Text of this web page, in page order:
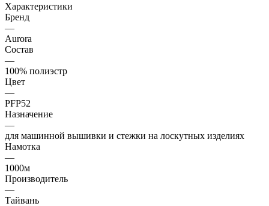
Характеристики
Бренд
—
Aurora
Состав
—
100% полиэстр
Цвет
—
PFP52
Назначение
—
для машинной вышивки и стежки на лоскутных изделиях
Намотка
—
1000м
Производитель
—
Тайвань